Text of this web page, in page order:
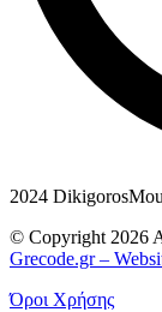
2024
© Copyright 2026
Grecode.gr–
Όροι Χρήσης